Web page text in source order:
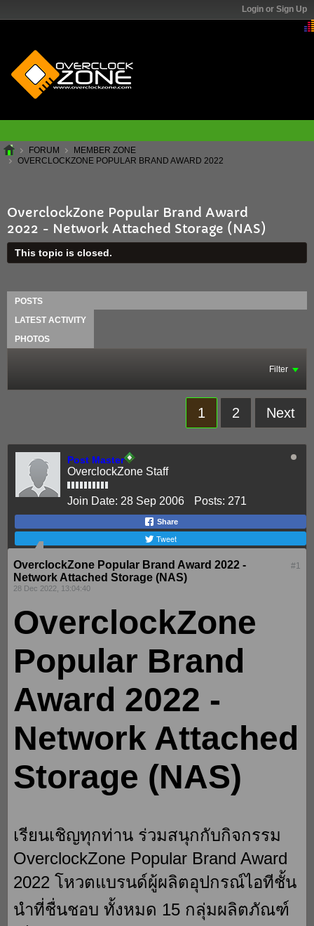
Login or Sign Up
FORUM
MEMBER ZONE
OVERCLOCKZONE POPULAR BRAND AWARD 2022
OverclockZone Popular Brand Award
2022 - Network Attached Storage (NAS)
This topic is closed.
POSTS
LATEST ACTIVITY
PHOTOS
Filter
1 2 Next
Post Master
OverclockZone Staff
Join Date: 28 Sep 2006 Posts: 271
Share
Tweet
#1
OverclockZone Popular Brand Award 2022 -
Network Attached Storage (NAS)
28 Dec 2022, 13:04:40
OverclockZone
Popular Brand
Award 2022 -
Network Attached
Storage (NAS)
เรียนเชิญทุกท่าน ร่วมสนุกกับกิจกรรม
OverclockZone Popular Brand Award
2022 โหวตแบรนด์ผู้ผลิตอุปกรณ์ไอทีชั้น
นำที่ชื่นชอบ ทั้งหมด 15 กลุ่มผลิตภัณฑ์